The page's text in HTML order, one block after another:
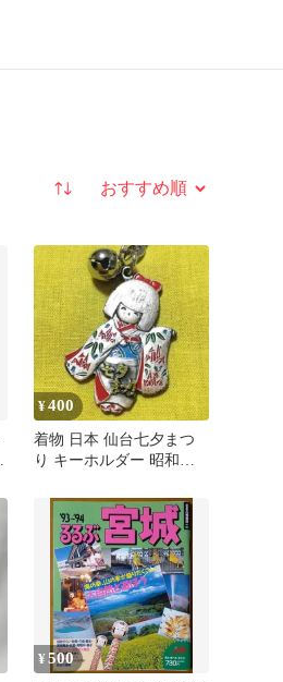
並び替え
¥400
着物 日本 仙台七夕まつ
り キーホルダー 昭和レ
¥500